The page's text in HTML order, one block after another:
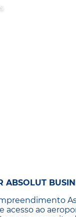
ABSOLUT
ao